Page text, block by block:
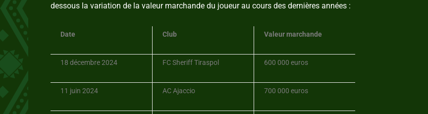
dessous la variation de la valeur marchande du joueur au cours des dernières années :
Date Club Valeur marchande
18 décembre 2024 FC Sheriff Tiraspol 600 000 euros
11 juin 2024 AC Ajaccio 700 000 euros